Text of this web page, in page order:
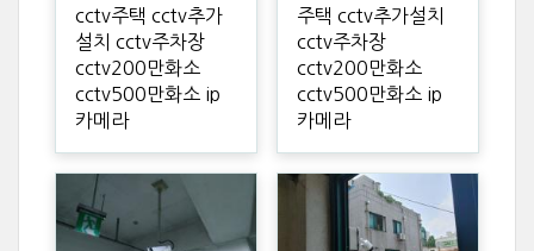
cctv주택 cctv추가
설치 cctv주차장
cctv200만화소
cctv500만화소 ip
카메라
주택 cctv추가설치
cctv주차장
cctv200만화소
cctv500만화소 ip
카메라